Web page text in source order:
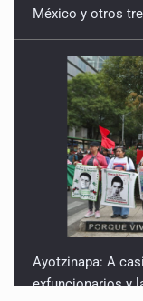
Ayotzinapa: A
exfuncionarios y